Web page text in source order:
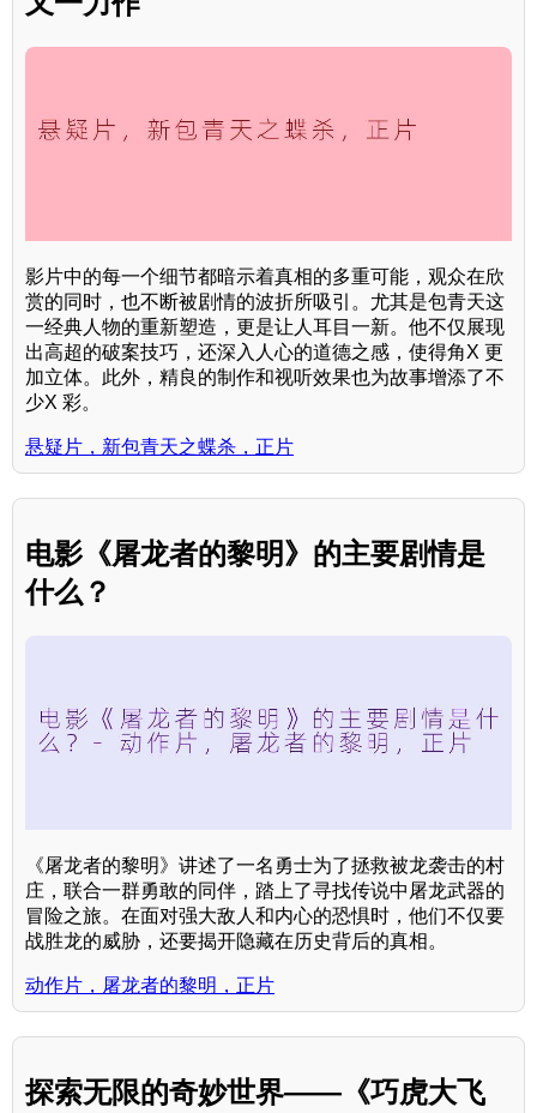
影片中的每一个细节都暗示着真相的多重可能，观众在欣
赏的同时，也不断被剧情的波折所吸引。尤其是包青天这
一经典人物的重新塑造，更是让人耳目一新。他不仅展现
出高超的破案技巧，还深入人心的道德之感，使得角X 更
加立体。此外，精良的制作和视听效果也为故事增添了不
少X 彩。
悬疑片，新包青天之蝶杀，正片
电影《屠龙者的黎明》的主要剧情是
什么？
《屠龙者的黎明》讲述了一名勇士为了拯救被龙袭击的村
庄，联合一群勇敢的同伴，踏上了寻找传说中屠龙武器的
冒险之旅。在面对强大敌人和内心的恐惧时，他们不仅要
战胜龙的威胁，还要揭开隐藏在历史背后的真相。
动作片，屠龙者的黎明，正片
探索无限的奇妙世界——《巧虎大飞